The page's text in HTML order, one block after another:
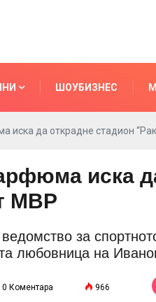
ШОУБИЗНЕС
иска да открадне стадион
иска
МВР
за
любовница на
0 Коментара 966